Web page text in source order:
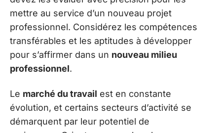
mettre au service d’un nouveau projet
professionnel. Considérez les compétences
transférables et les aptitudes à développer
pour s’affirmer dans un nouveau milieu
professionnel.
Le marché du travail est en constante
évolution, et certains secteurs d’activité se
démarquent par leur potentiel de